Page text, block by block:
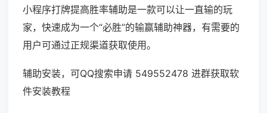
小程序打牌提高胜率辅助是一款可以让一直输的玩
家，快速成为一个“必胜”的输赢辅助神器，有需要的
用户可通过正规渠道获取使用。
辅助安装，可QQ搜索申请 549552478 进群获取软
件安装教程